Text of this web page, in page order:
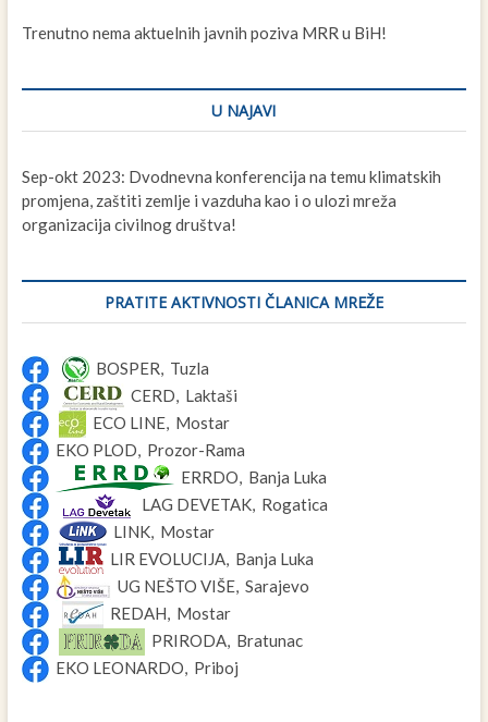
Trenutno nema aktuelnih javnih poziva MRR u BiH!
U NAJAVI
Sep-okt 2023: Dvodnevna konferencija na temu klimatskih
promjena, zaštiti zemlje i vazduha kao i o ulozi mreža
organizacija civilnog društva!
PRATITE AKTIVNOSTI ČLANICA MREŽE
BOSPER, Tuzla
CERD, Laktaši
ECO LINE, Mostar
EKO PLOD, Prozor-Rama
ERRDO, Banja Luka
LAG DEVETAK, Rogatica
LINK, Mostar
LIR EVOLUCIJA, Banja Luka
UG NEŠTO VIŠE, Sarajevo
REDAH, Mostar
PRIRODA, Bratunac
EKO LEONARDO, Priboj